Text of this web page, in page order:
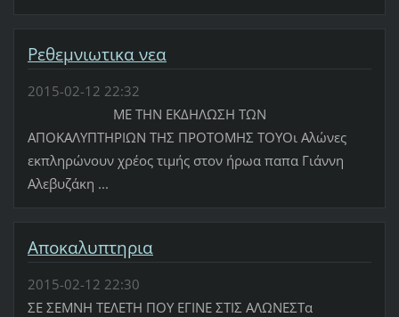
Ρεθεμνιωτικα νεα
2015-02-12 22:32
ΜΕ ΤΗΝ ΕΚΔΗΛΩΣΗ ΤΩΝ
ΑΠΟΚΑΛΥΠΤΗΡΙΩΝ ΤΗΣ ΠΡΟΤΟΜΗΣ ΤΟΥΟι Αλώνες
εκπληρώνουν χρέος τιμής στον ήρωα παπα Γιάννη
Αλεβυζάκη ...
Αποκαλυπτηρια
2015-02-12 22:30
ΣΕ ΣΕΜΝΗ ΤΕΛΕΤΗ ΠΟΥ ΕΓΙΝΕ ΣΤΙΣ ΑΛΩΝΕΣΤα